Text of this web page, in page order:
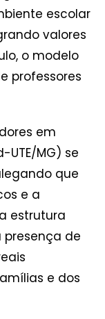
escolar
valores
o modelo
professores
em
UTE/MG) se
que
e a
estrutura
de
e dos